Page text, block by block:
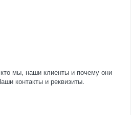
мы, наши клиенты и почему они
контакты и реквизиты.